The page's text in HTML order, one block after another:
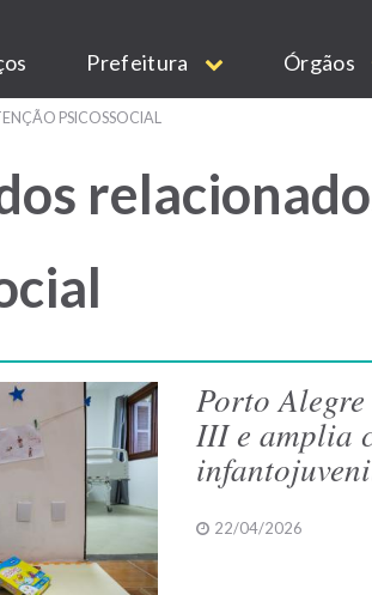
Prefeitura Órgãos
PSICOSSOCIAL
Porto
III e amplia
22/04/2026